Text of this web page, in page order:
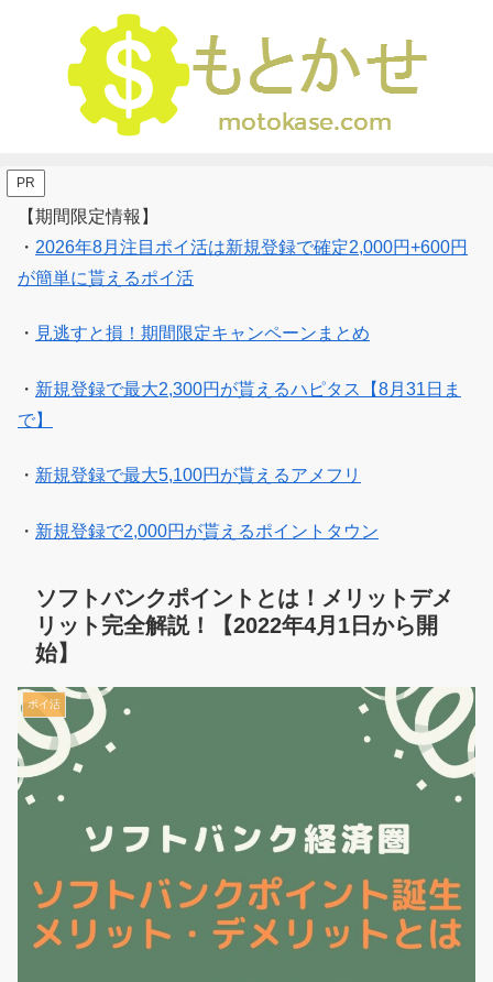
PR
【期間限定情報】
・ 2026年8月注目ポイ活は新規登録で確定2,000円+600円
が簡単に貰えるポイ活
・ 見逃すと損！期間限定キャンペーンまとめ
・ 新規登録で最大2,300円が貰えるハピタス【8月31日ま
で】
・ 新規登録で最大5,100円が貰えるアメフリ
・ 新規登録で2,000円が貰えるポイントタウン
ソフトバンクポイントとは！メリットデメ
リット完全解説！【2022年4月1日から開
始】
ポイ活